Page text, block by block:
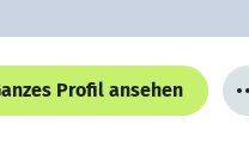
Profil ansehen